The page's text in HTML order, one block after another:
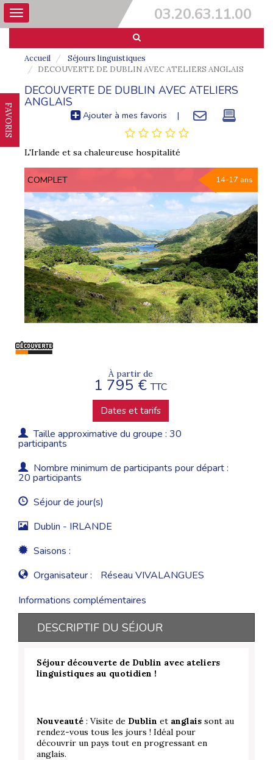
03.20.63.11.00
Toggle
navigation
FAVORIS
Accueil
Séjours linguistiques
DECOUVERTE DE DUBLIN AVEC ATELIERS ANGLAIS
DECOUVERTE DE DUBLIN AVEC ATELIERS
ANGLAIS
Ajouter à mes favoris |
L'Irlande et sa chaleureuse hospitalité
COMPLET 14-17 ans
À partir de
1 795 €TTC
Dates et tarifs
Taille approximative du groupe : 30
participants
Nombre minimum de participants pour départ :
20 participants
Séjour de jour(s)
Dublin - IRLANDE
Saisons :
Organisateur :
Réseau VIVALANGUES
Informations complémentaires
DESCRIPTIF DU SÉJOUR
Séjour découverte de Dublin avec ateliers
linguistiques au quotidien !
Nouveauté : Visite de Dublin et anglais sont au
rendez-vous tous les jours ! Idéal pour
découvrir un pays tout en progressant en
anglais.